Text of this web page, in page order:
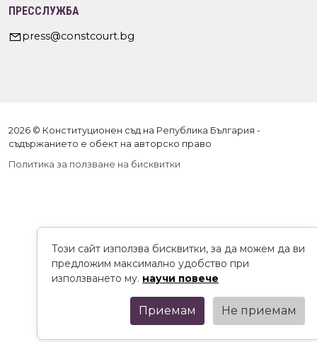
ПРЕССЛУЖБА
press@constcourt.bg
2026 © Конституционен съд на Република България -
съдържанието е обект на авторско право
Политика за ползване на бисквитки
Този сайт използва бисквитки, за да можем да ви
предложим максимално удобство при
използването му. научи повече
Приемам Не приемам